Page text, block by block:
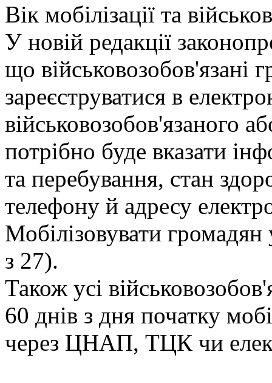
Вік мобілізації та
У новій редакції
що військовозобов'язані
зареєструватися в
військовозобов'язаного
потрібно буде вказати
та перебування, стан
телефону й адресу
Мобілізовувати
з 27).
Також усі
60 днів з дня початку
через ЦНАП, ТЦК чи